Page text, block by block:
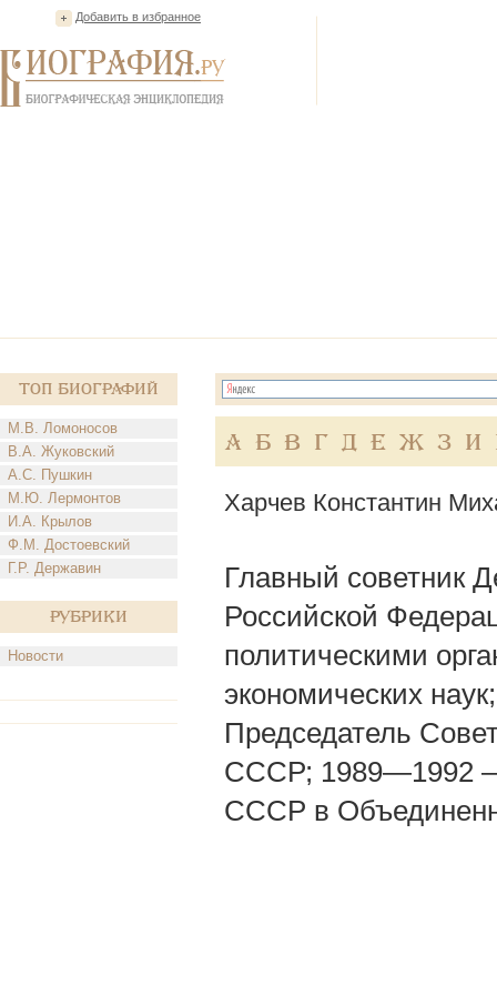
Добавить в избранное
Топ Биографий
М.В. Ломоносов
В.А. Жуковский
А.С. Пушкин
М.Ю. Лермонтов
И.А. Крылов
Ф.М. Достоевский
Г.Р. Державин
Рубрики
Новости
А Б В Г Д Е Ж З И
Харчев Константин
Главный советник
Российской
политическими
экономических
Председатель
СССР; 1989—1992
СССР в